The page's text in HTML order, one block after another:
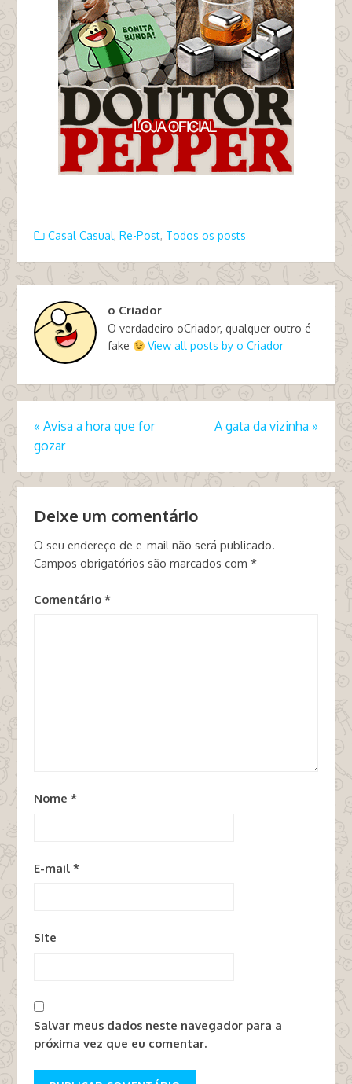
Casal Casual, Re-Post, Todos os posts
o Criador
O verdadeiro oCriador, qualquer outro é
fake
View all posts by o Criador
« Avisa a hora que for
gozar
A gata da vizinha »
Deixe um comentário
O seu endereço de e-mail não será publicado.
Campos obrigatórios são marcados com *
Comentário *
Nome *
E-mail *
Site
Salvar meus dados neste navegador para a
próxima vez que eu comentar.